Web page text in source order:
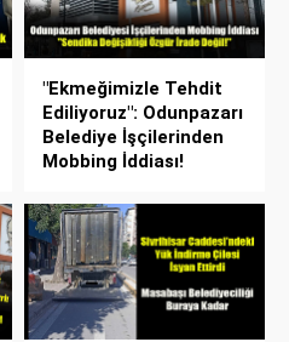
"Ekmeğimizle Tehdit
Ediliyoruz": Odunpazarı
Belediye İşçilerinden
Mobbing İddiası!